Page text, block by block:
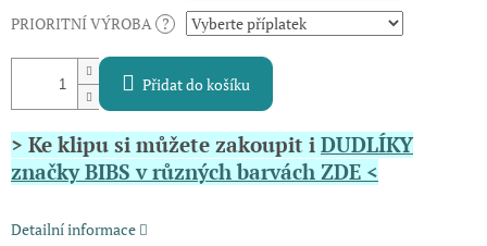
PRIORITNÍ VÝROBA ?
Přidat do košíku
> Ke klipu si můžete zakoupit i DUDLÍKY
značky BIBS v různých barvách ZDE <
Detailní informace